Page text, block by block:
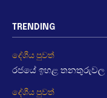
TRENDING
දේශීය පුවත්
රජයේ ඉහළ තනතුරුවල
දේශීය පුවත්